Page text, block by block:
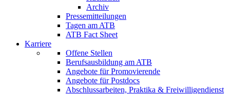
Archiv
Pressemitteilungen
Tagen am ATB
ATB Fact Sheet
Karriere
Offene Stellen
Berufsausbildung am ATB
Angebote für Promovierende
Angebote für Postdocs
Abschlussarbeiten, Praktika & Freiwilligendienst